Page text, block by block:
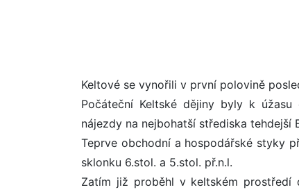
Keltové se vynořili v první polovině
Počáteční Keltské dějiny byly k
nájezdy na nejbohatší střediska tehdejší
Teprve obchodní a hospodářské styky
sklonku 6.stol. a 5.stol. př.n.l.
Zatím již proběhl v keltském prostředí